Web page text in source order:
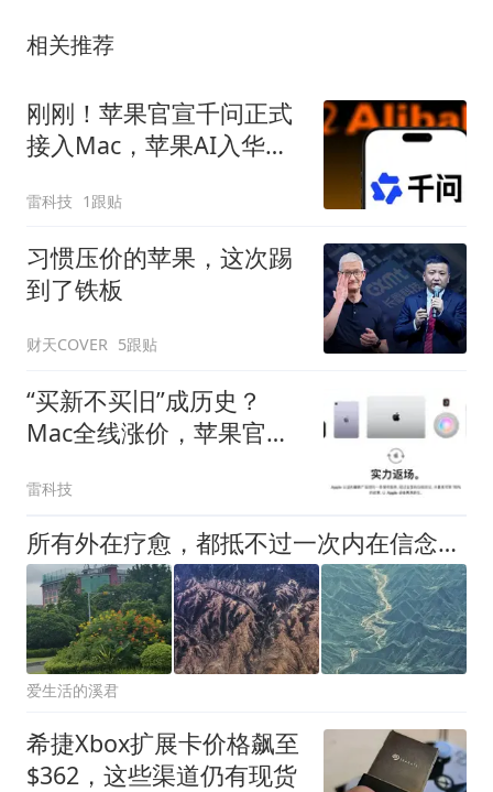
相关推荐
刚刚！苹果官宣千问正式
接入Mac，苹果AI入华迈
雷科技 1跟贴
习惯压价的苹果，这次踢
到了铁板
财天COVER 5跟贴
“买新不买旧”成历史？
Mac全线涨价，苹果官翻
雷科技
所有外在疗愈，都抵不过一次内在信念的觉醒
爱生活的溪君
希捷Xbox扩展卡价格飙至
$362，这些渠道仍有现货